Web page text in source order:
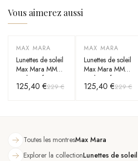
Vous aimerez aussi
-45%
MAX MARA
Lunettes de soleil
Max Mara MM
Bridge II forme
ovale
125,40 €229 €
-45%
MAX MARA
Lunettes de soleil
Max Mara MM
Bridge II forme
ovale
125,40 €229 €
Toutes les montresMax Mara
Explorer la collectionLunettes de soleil